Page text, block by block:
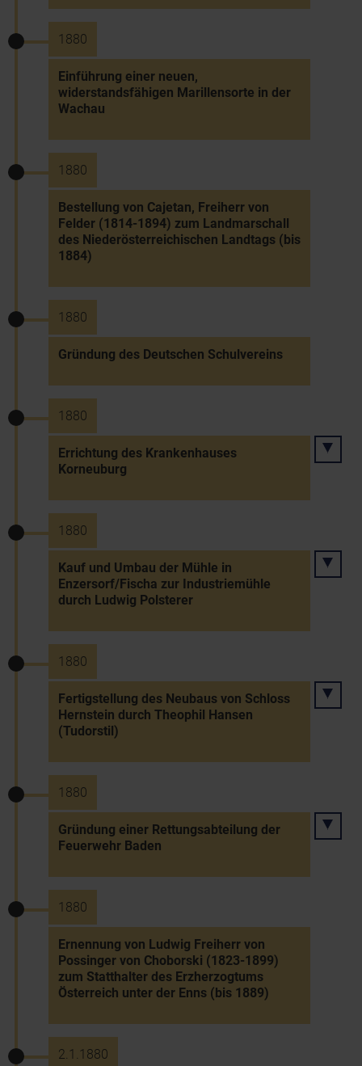
1880
Einführung einer neuen,
widerstandsfähigen Marillensorte in der
Wachau
1880
Bestellung von Cajetan, Freiherr von
Felder (1814-1894) zum Landmarschall
des Niederösterreichischen Landtags (bis
1884)
1880
Gründung des Deutschen Schulvereins
1880
Errichtung des Krankenhauses
Korneuburg
1880
Kauf und Umbau der Mühle in
Enzersorf/Fischa zur Industriemühle
durch Ludwig Polsterer
1880
Fertigstellung des Neubaus von Schloss
Hernstein durch Theophil Hansen
(Tudorstil)
1880
Gründung einer Rettungsabteilung der
Feuerwehr Baden
1880
Ernennung von Ludwig Freiherr von
Possinger von Choborski (1823-1899)
zum Statthalter des Erzherzogtums
Österreich unter der Enns (bis 1889)
2.1.1880